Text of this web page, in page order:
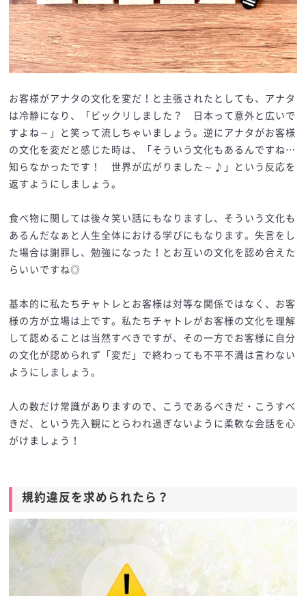
お客様がアナタの文化を変だ！と主張されたとしても、アナタ
は冷静になり、「ビックリしました？ 日本って意外と広いで
すよね～」と笑って流しちゃいましょう。逆にアナタがお客様
の文化を変だと感じた時は、「そういう文化もあるんですね…
知らなかったです！ 世界が広がりました～♪」という反応を
返すようにしましょう。
食べ物に関しては後々笑い話にもなりますし、そういう文化も
あるんだなぁと人生全体における学びにもなります。失言をし
た場合は謝罪し、勉強になった！とお互いの文化を認め合えた
らいいですね◎
基本的に私たちチャトレとお客様は対等な関係ではなく、お客
様の方が立場は上です。私たちチャトレがお客様の文化を理解
して認めることは当然すべきですが、その一方でお客様に自分
の文化が認められず「変だ」で終わっても不平不満は言わない
ようにしましょう。
人の数だけ常識がありますので、こうであるべきだ・こうすべ
きだ、という先入観にとらわれ過ぎないように柔軟な会話を心
がけましょう！
規約違反を求められたら？